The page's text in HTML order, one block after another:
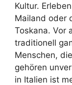
Kultur.
Mailand oder
Toskana. Vor
traditionell
Menschen,
gehören
in Italien ist